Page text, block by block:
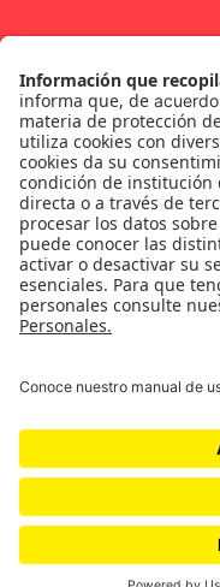
Género
Política
Cultura
Medio ambiente
Ciudad
¿Quiénes somos?
Podcasts